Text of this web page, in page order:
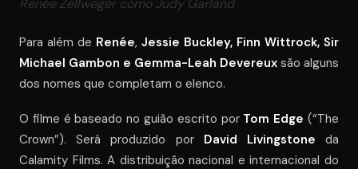
Para além de Renée, Jessie Buckley, Finn Wittrock, Sir
Michael Gambon e Gemma-Leah Devereux são alguns
dos nomes que completam o elenco.
O filme é baseado no guião escrito porTom Edge (“The
Crown”). Será produzido por David Livingstone da
Calamity Films. A distribuição nacional e internacional do